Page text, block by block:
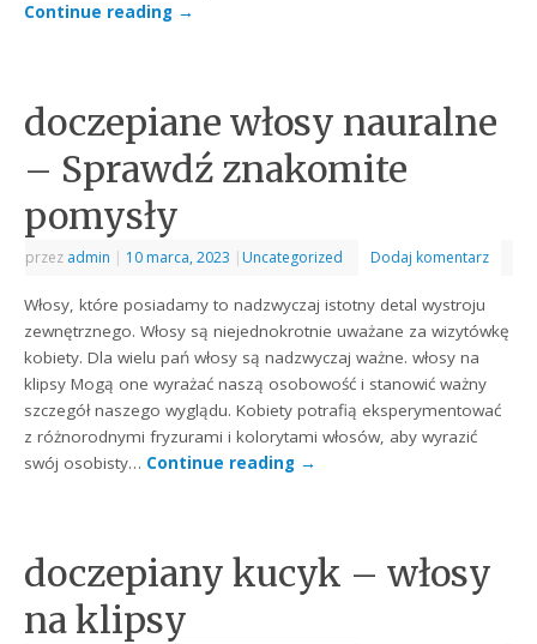
Continue reading →
doczepiane włosy nauralne
– Sprawdź znakomite
pomysły
przez admin | 10 marca, 2023 | Uncategorized Dodaj komentarz
Włosy, które posiadamy to nadzwyczaj istotny detal wystroju
zewnętrznego. Włosy są niejednokrotnie uważane za wizytówkę
kobiety. Dla wielu pań włosy są nadzwyczaj ważne. włosy na
klipsy Mogą one wyrażać naszą osobowość i stanowić ważny
szczegół naszego wyglądu. Kobiety potrafią eksperymentować
z różnorodnymi fryzurami i kolorytami włosów, aby wyrazić
swój osobisty… Continue reading →
doczepiany kucyk – włosy
na klipsy